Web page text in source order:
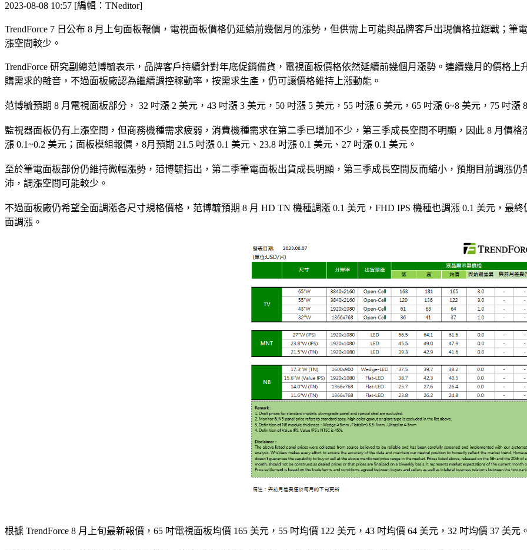
2023-08-08 10:57 [編輯：TNeditor]
TrendForce 7 日公布 8 月上旬面板報價，電視面板價格仍延續前幾個月的漲勢，但供需上可能與品牌客戶出現價格拉鋸戰；
漲空間較少。
TrendForce 研究副總范博毓表示，品牌客戶持續針對年底促銷備貨，電視面板價格依然延續前幾個月漲勢。連續幾月的價格
購需求的雜音，不過面板廠認為繼續調控稼動率，按需求生產，仍可讓價格維持上漲動能。
范博毓預期 8 月電視面板部分， 32 吋漲 2 美元，43 吋漲 3 美元，50 吋漲 5 美元，55 吋漲 6 美元，65 吋漲 6~8 美元，75 吋漲
監視器面板仍有上漲空間，但商務機種需求疲弱，消費機種需求在第二季已增加不少，第三季成長空間不明顯，因此 8 月價
漲 0.1~0.2 美元；面板模組報價，8月預期 21.5 吋漲 0.1 美元、23.8 吋漲 0.1 美元、27 吋漲 0.1 美元。
至於筆電面板部份仍維持微幅漲勢，范博毓指出，第二季筆電面板出貨成長明顯，第三季成長空間反而縮小，預期目前調漲
沛，調漲空間可能較少。
不過面板廠仍希望全面調漲各尺寸規格價格，范博毓預期 8 月 HD TN 機種調漲 0.1 美元，FHD IPS 機種也調漲 0.1 美元，最
面調漲。
根據 TrendForce 8 月上旬最新報價，65 吋電視面板均價 165 美元，55 吋均價 122 美元，43 吋均價 64 美元，32 吋均價 37 美元